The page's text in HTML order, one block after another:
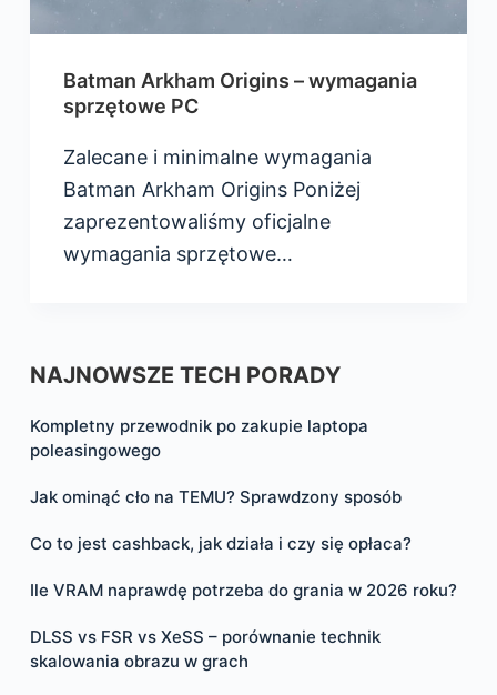
Batman Arkham Origins – wymagania
sprzętowe PC
Zalecane i minimalne wymagania
Batman Arkham Origins Poniżej
zaprezentowaliśmy oficjalne
wymagania sprzętowe…
NAJNOWSZE TECH PORADY
Kompletny przewodnik po zakupie laptopa
poleasingowego
Jak ominąć cło na TEMU? Sprawdzony sposób
Co to jest cashback, jak działa i czy się opłaca?
Ile VRAM naprawdę potrzeba do grania w 2026 roku?
DLSS vs FSR vs XeSS – porównanie technik
skalowania obrazu w grach